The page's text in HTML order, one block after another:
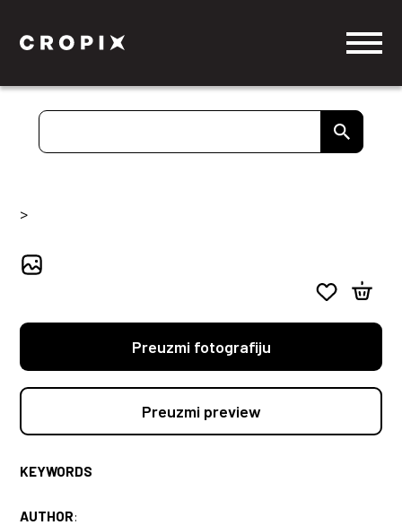
>
Preuzmi fotografiju
Preuzmi preview
KEYWORDS
AUTHOR: